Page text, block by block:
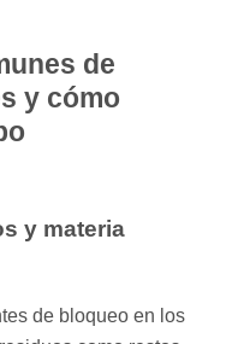
de
y cómo
y materia
de bloqueo en los